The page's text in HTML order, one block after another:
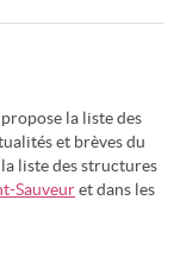
la liste des
et brèves du
liste des structures
Sauveuret dans les